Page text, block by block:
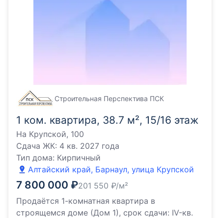
1 ком. квартира, 38.7 м², 15/16 этаж
На Крупской, 100
Сдача ЖК: 4 кв. 2027 года
Тип дома: Кирпичный
Алтайский край, Барнаул, улица Крупской
7 800 000 ₽201 550 ₽/м²
Продаётся 1-комнатная квартира в
строящемся доме (Дом 1), срок сдачи: IV-кв.
Строительная Перспектива ПСК